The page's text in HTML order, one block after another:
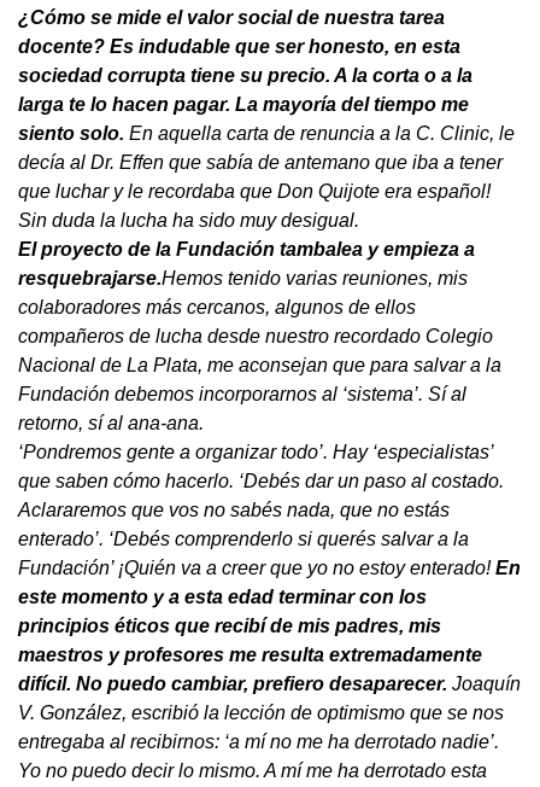
¿Cómo se mide el valor social de nuestra tarea
docente? Es indudable que ser honesto, en esta
sociedad corrupta tiene su precio. A la corta o a la
larga te lo hacen pagar. La mayoría del tiempo me
siento solo. En aquella carta de renuncia a la C. Clinic, le
decía al Dr. Effen que sabía de antemano que iba a tener
que luchar y le recordaba que Don Quijote era español!
Sin duda la lucha ha sido muy desigual.
El proyecto de la Fundación tambalea y empieza a
resquebrajarse.Hemos tenido varias reuniones, mis
colaboradores más cercanos, algunos de ellos
compañeros de lucha desde nuestro recordado Colegio
Nacional de La Plata, me aconsejan que para salvar a la
Fundación debemos incorporarnos al ‘sistema’. Sí al
retorno, sí al ana-ana.
‘Pondremos gente a organizar todo’. Hay ‘especialistas’
que saben cómo hacerlo. ‘Debés dar un paso al costado.
Aclararemos que vos no sabés nada, que no estás
enterado’. ‘Debés comprenderlo si querés salvar a la
Fundación’ ¡Quién va a creer que yo no estoy enterado!En
este momento y a esta edad terminar con los
principios éticos que recibí de mis padres, mis
maestros y profesores me resulta extremadamente
difícil. No puedo cambiar, prefiero desaparecer. Joaquín
V. González, escribió la lección de optimismo que se nos
entregaba al recibirnos: ‘a mí no me ha derrotado nadie’.
Yo no puedo decir lo mismo. A mí me ha derrotado esta